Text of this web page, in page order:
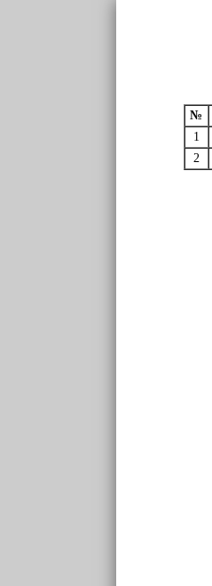
№
1
2